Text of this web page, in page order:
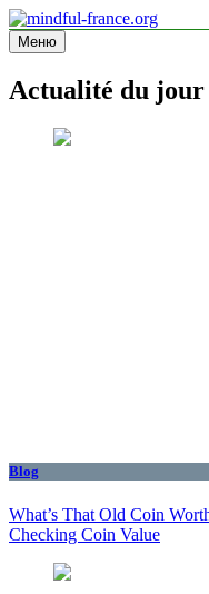
Перейти
к
содержимому
mindful-france.org
Site d'information
Меню
Actualité du jour
Blog
What’s That Old Coin
Checking Coin Value